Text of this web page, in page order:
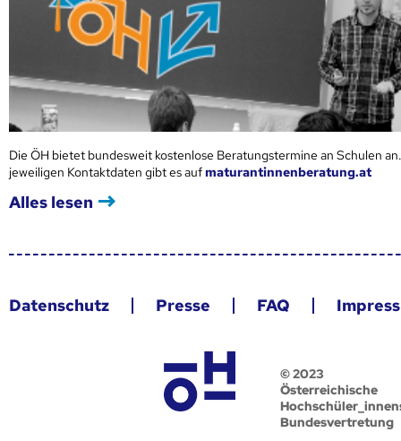
Die ÖH bietet bundesweit kostenlose Beratungstermine an Schulen
jeweiligen Kontaktdaten gibt es aufmaturantinnenberatung.at
Alles lesen
Datenschutz Presse FAQ
© 2023
Österreichische
Bundesvertretung